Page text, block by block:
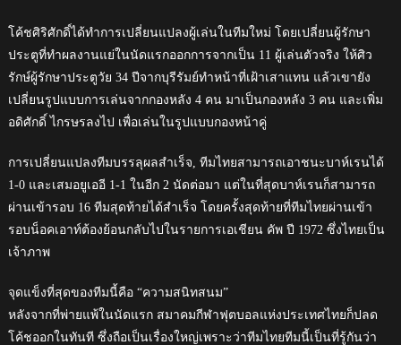
โค้ชศิริศักดิ์ได้ทำการเปลี่ยนแปลงผู้เล่นในทีมใหม่ โดยเปลี่ยนผู้รักษา
ประตูที่ทำผลงานแย่ในนัดแรกออกการจากเป็น 11 ผู้เล่นตัวจริง ให้ศิว
รักษ์ผู้รักษาประตูวัย 34 ปีจากบุรีรัมย์ทำหน้าที่เฝ้าเสาแทน แล้วเขายัง
เปลี่ยนรูปแบบการเล่นจากกองหลัง 4 คน มาเป็นกองหลัง 3 คน และเพิ่ม
อดิศักดิ์ ไกรษรลงไป เพื่อเล่นในรูปแบบกองหน้าคู่
การเปลี่ยนแปลงทีมบรรลุผลสำเร็จ, ทีมไทยสามารถเอาชนะบาห์เรนได้
1-0 และเสมอยูเออี 1-1 ในอีก 2 นัดต่อมา แต่ในที่สุดบาห์เรนก็สามารถ
ผ่านเข้ารอบ 16 ทีมสุดท้ายได้สำเร็จ โดยครั้งสุดท้ายที่ทีมไทยผ่านเข้า
รอบน็อคเอาท์ต้องย้อนกลับไปในรายการเอเชียน คัพ ปี 1972 ซึ่งไทยเป็น
เจ้าภาพ
จุดแข็งที่สุดของทีมนี้คือ “ความสนิทสนม”
หลังจากที่พ่ายแพ้ในนัดแรก สมาคมกีฬาฟุตบอลแห่งประเทศไทยก็ปลด
โค้ชออกในทันที ซึ่งถือเป็นเรื่องใหญ่เพราะว่าทีมไทยทีมนี้เป็นที่รู้กันว่า